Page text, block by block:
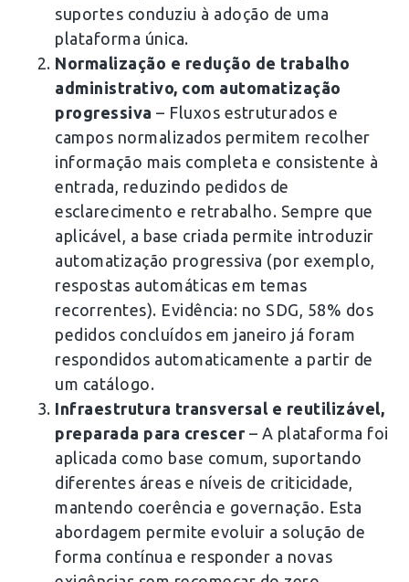
suportes conduziu à adoção de uma
plataforma única.
Normalização e redução de trabalho
administrativo, com automatização
progressiva – Fluxos estruturados e
campos normalizados permitem recolher
informação mais completa e consistente à
entrada, reduzindo pedidos de
esclarecimento e retrabalho. Sempre que
aplicável, a base criada permite introduzir
automatização progressiva (por exemplo,
respostas automáticas em temas
recorrentes). Evidência: no SDG, 58% dos
pedidos concluídos em janeiro já foram
respondidos automaticamente a partir de
um catálogo.
Infraestrutura transversal e reutilizável,
preparada para crescer – A plataforma foi
aplicada como base comum, suportando
diferentes áreas e níveis de criticidade,
mantendo coerência e governação. Esta
abordagem permite evoluir a solução de
forma contínua e responder a novas